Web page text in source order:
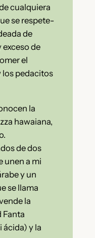
cualquiera
se respete-
de
de
el
los pedacitos
la
hawaiana,
de dos
unen a mi
y un
se llama
la
Fanta
ácida) y la